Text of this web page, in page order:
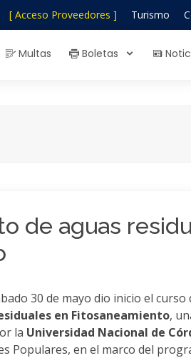
[ Acceso Proveedores ] Turismo
Multas Boletas
de aguas
30 de mayo dio inicio el curso
en Fitosaneamiento,
la Universidad Nacional de
Populares, en el marco del